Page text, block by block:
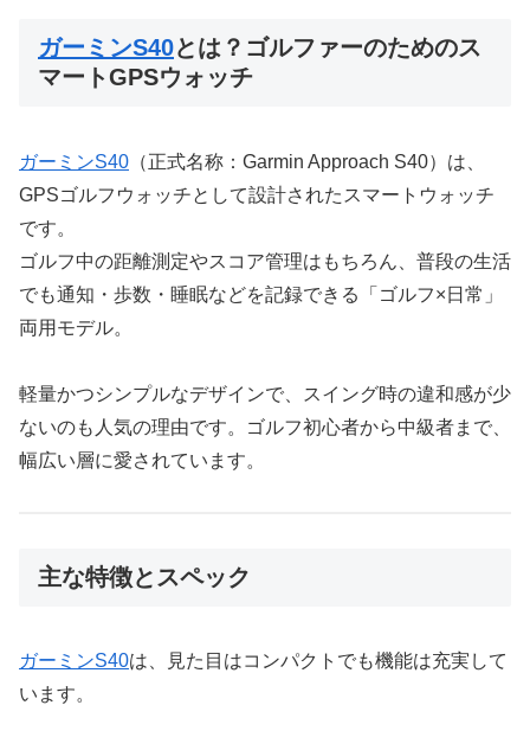
ガーミンS40とは？ゴルファーのためのス
マートGPSウォッチ
ガーミンS40 （正式名称：Garmin Approach S40）は、
GPSゴルフウォッチとして設計されたスマートウォッチ
です。
ゴルフ中の距離測定やスコア管理はもちろん、普段の生活
でも通知・歩数・睡眠などを記録できる「ゴルフ×日常」
両用モデル。
軽量かつシンプルなデザインで、スイング時の違和感が少
ないのも人気の理由です。ゴルフ初心者から中級者まで、
幅広い層に愛されています。
主な特徴とスペック
ガーミンS40は、見た目はコンパクトでも機能は充実して
います。